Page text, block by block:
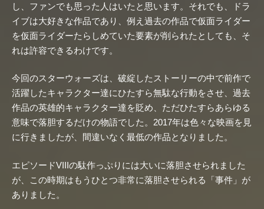
し、ファンでも思った人はいたと思います。それでも、ドラ
イブは大好きな作品であり、例え過去の作品で仮面ライダー
を仮面ライダーたらしめていた要素が削られたとしても、そ
れは許容できるわけです。
今回のスターウォーズは、破綻したストーリーの中で前作で
活躍したキャラクター達にひたすら無駄な行動をさせ、過去
作品の英雄的キャラクター達を貶め、ただひたすらあらゆる
意味で落胆するだけの物語でした。2017年は色々な映画を見
に行きましたが、間違いなく最低の作品となりました。
エピソードVIIIの駄作っぷりには大いに落胆させられました
が、この時期はもうひとつ非常に落胆させられる「事件」が
ありました。